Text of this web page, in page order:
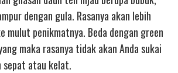
dengan gula. Rasanya akan lebih
mulut penikmatnya. Beda dengan green
maka rasanya tidak akan Anda sukai
sepat atau kelat.